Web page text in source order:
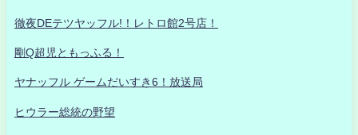
徹夜DEテツヤッフル!！レトロ館2号店！
剛Q超児ともっふる！
ヤナッフル ゲームだいすき6！放送局
ヒウラー総統の野望